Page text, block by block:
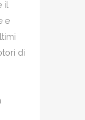
il
e
di